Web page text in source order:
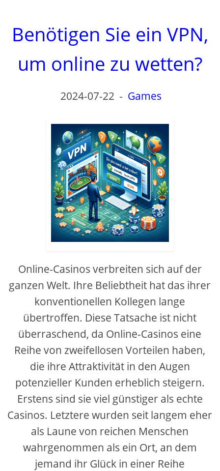
Benötigen Sie ein VPN,
um online zu wetten?
2024-07-22 - Games
Online-Casinos verbreiten sich auf der
ganzen Welt. Ihre Beliebtheit hat das ihrer
konventionellen Kollegen lange
übertroffen. Diese Tatsache ist nicht
überraschend, da Online-Casinos eine
Reihe von zweifellosen Vorteilen haben,
die ihre Attraktivität in den Augen
potenzieller Kunden erheblich steigern.
Erstens sind sie viel günstiger als echte
Casinos. Letztere wurden seit langem eher
als Laune von reichen Menschen
wahrgenommen als ein Ort, an dem
jemand ihr Glück in einer Reihe